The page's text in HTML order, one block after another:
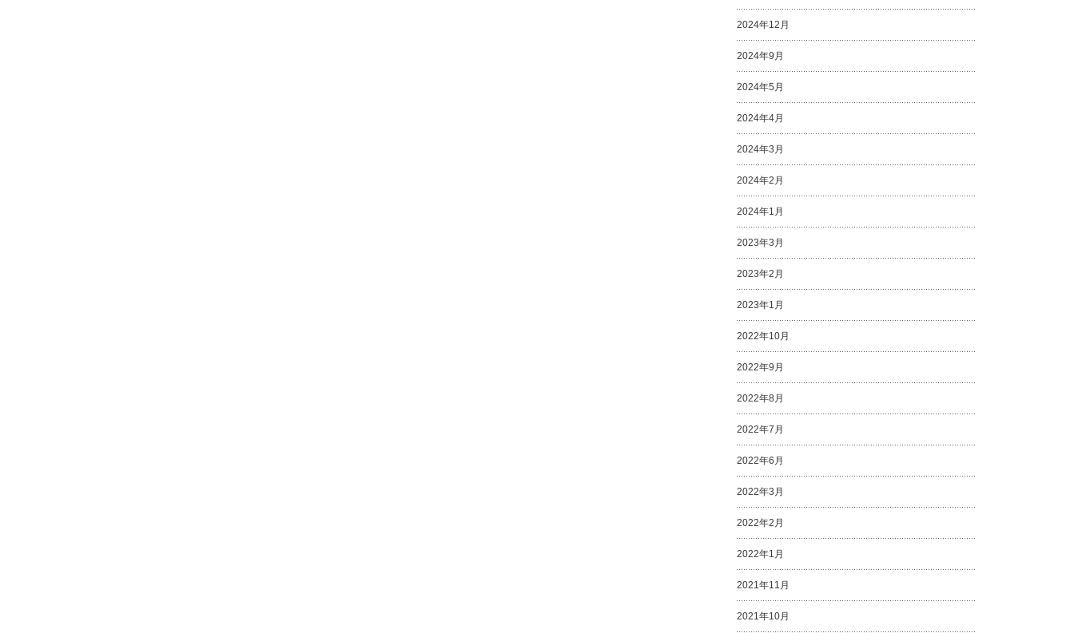
2024年12月
2024年9月
2024年5月
2024年4月
2024年3月
2024年2月
2024年1月
2023年3月
2023年2月
2023年1月
2022年10月
2022年9月
2022年8月
2022年7月
2022年6月
2022年3月
2022年2月
2022年1月
2021年11月
2021年10月